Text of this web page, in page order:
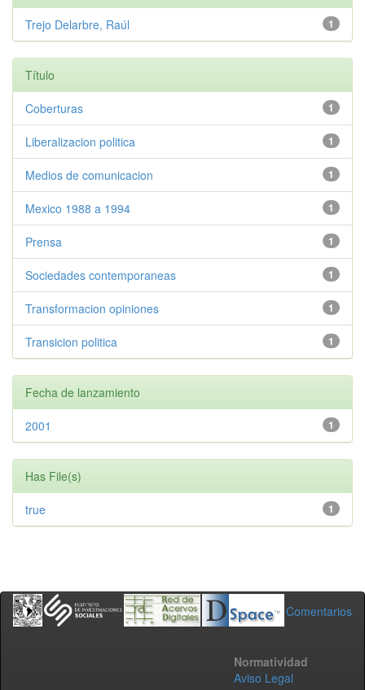
1
Trejo Delarbre, Raúl
Título
1
Coberturas
1
Liberalizacion politica
1
Medios de comunicacion
1
Mexico 1988 a 1994
1
Prensa
1
Sociedades contemporaneas
1
Transformacion opiniones
1
Transicion politica
Fecha de lanzamiento
1
2001
Has File(s)
1
true
Comentarios
Normatividad
Aviso Legal